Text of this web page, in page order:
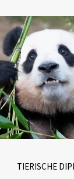
TIERISCHE